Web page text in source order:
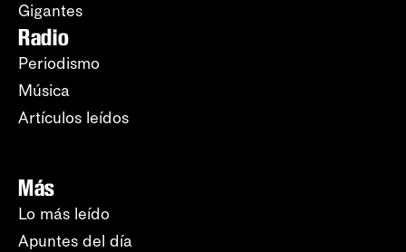
Gigantes
Radio
Periodismo
Música
Artículos leídos
Más
Lo más leído
Apuntes del día